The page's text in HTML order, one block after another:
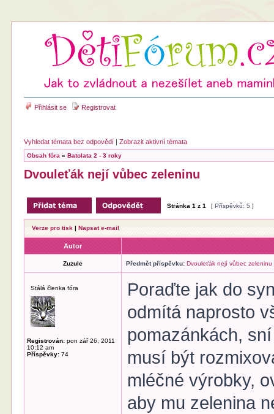
Přihlásit se Registrovat
Vyhledat témata bez odpovědí |Zobrazit aktivní témata
Obsah fóra »Batolata 2 - 3 roky
Dvouleťák nejí vůbec zeleninu
Stránka1 z1 [ Příspěvků: 5 ]
Verze pro tisk |Napsat e-mail
Autor
Zuzule Předmět příspěvku: Dvouleťák nejí vůbec zeleninu
Stálá členka fóra
Registrován: pon zář 26, 2011
10:12 am
Příspěvky: 74
Poraďte jak do
odmítá naprosto
pomazánkách,
musí být
mléčné výrobky,
aby mu zelenina